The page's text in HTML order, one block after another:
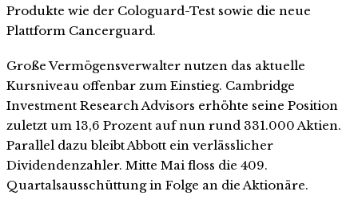
Produkte wie der Cologuard-Test sowie die neue
Plattform Cancerguard.
Große Vermögensverwalter nutzen das aktuelle
Kursniveau offenbar zum Einstieg. Cambridge
Investment Research Advisors erhöhte seine Position
zuletzt um 13,6 Prozent auf nun rund 331.000 Aktien.
Parallel dazu bleibt Abbott ein verlässlicher
Dividendenzahler. Mitte Mai floss die 409.
Quartalsausschüttung in Folge an die Aktionäre.